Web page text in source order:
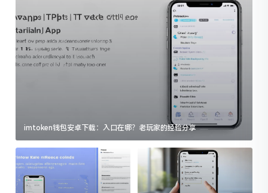
imtoken钱包安卓下载：入口在哪？老玩家的经验分享